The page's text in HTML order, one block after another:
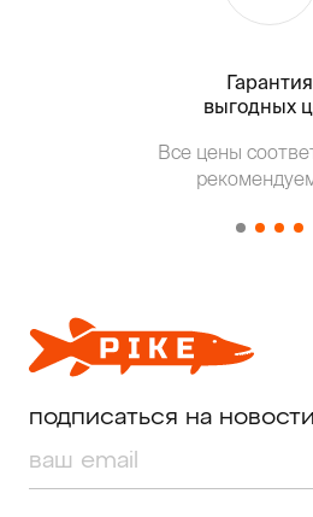
Гарантия
выгодных
Все цены
подписаться на новости